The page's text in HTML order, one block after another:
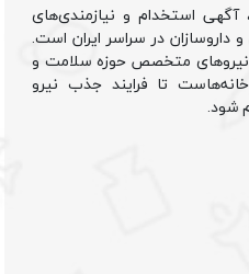
آگهی استخدام و نیازمندی‌های
داروسازان در سراسر ایران است.
متخصص حوزه سلامت و
تا فرایند جذب نیرو
شود.